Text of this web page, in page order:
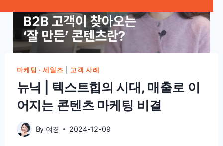
마케팅 · 세일즈 고객 사례
뉴닉 | 텍스트힙의 시대, 매출로 이
어지는 콘텐츠 마케팅 비결
By 여경 2024-12-09